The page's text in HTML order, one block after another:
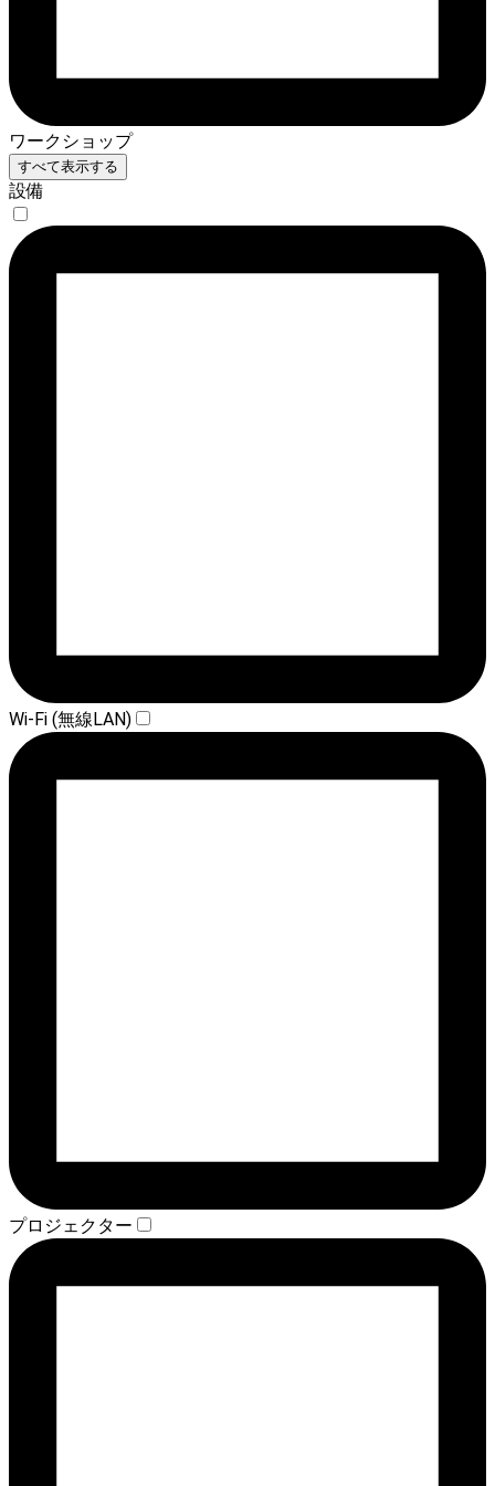
ワークショップ
すべて表示する
設備
Wi-Fi (無線LAN)
プロジェクター